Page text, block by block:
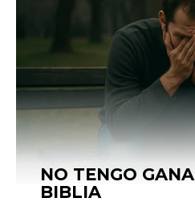
NO TENGO
BIBLIA